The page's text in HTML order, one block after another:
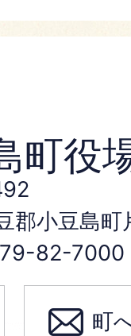
町役
郡小豆島
82-7000
町